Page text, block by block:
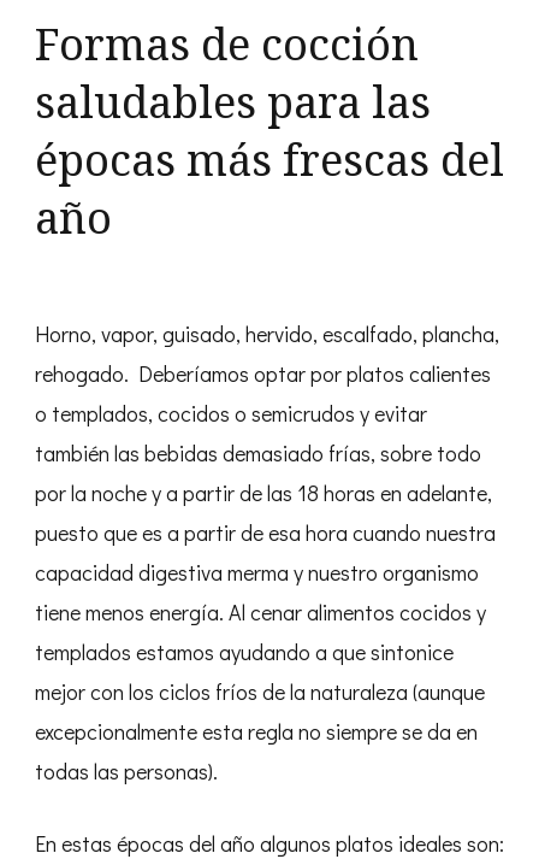
Formas de cocción
saludables para las
épocas más frescas del
año
Horno, vapor, guisado, hervido, escalfado, plancha,
rehogado. Deberíamos optar por platos calientes
o templados, cocidos o semicrudos y evitar
también las bebidas demasiado frías, sobre todo
por la noche y a partir de las 18 horas en adelante,
puesto que es a partir de esa hora cuando nuestra
capacidad digestiva merma y nuestro organismo
tiene menos energía. Al cenar alimentos cocidos y
templados estamos ayudando a que sintonice
mejor con los ciclos fríos de la naturaleza (aunque
excepcionalmente esta regla no siempre se da en
todas las personas).
En estas épocas del año algunos platos ideales son: